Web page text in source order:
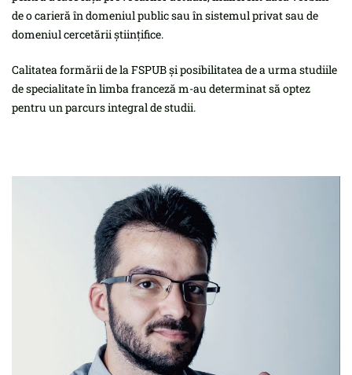
de o carieră în domeniul public sau în sistemul privat sau de
domeniul cercetării științifice.
Calitatea formării de la FSPUB și posibilitatea de a urma studiile
de specialitate în limba franceză m-au determinat să optez
pentru un parcurs integral de studii.